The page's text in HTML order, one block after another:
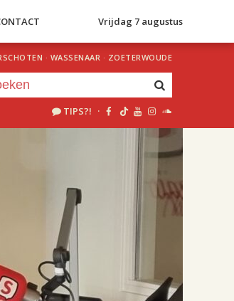
Vrijdag 7 augustus
· WASSENAAR · ZOETERWOUDE
TIPS?! ·
uur 1 van 2
Volgend uur